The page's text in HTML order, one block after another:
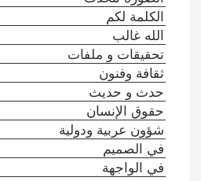
الكلمة لكم
الله غالب
تحقيقات و ملفات
ثقافة وفنون
حدث و حديث
حقوق الإنسان
شؤون عربية ودولية
في الصميم
في الواجهة